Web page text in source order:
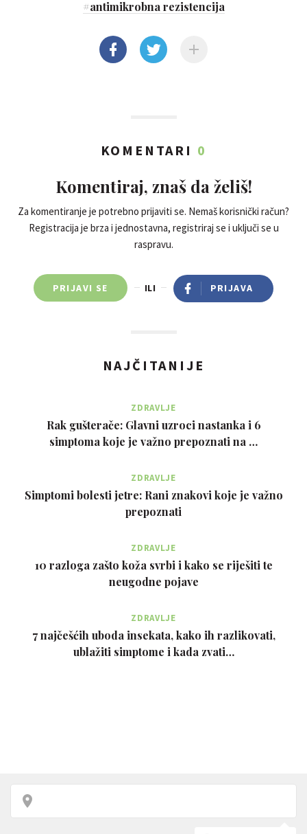
#antimikrobna rezistencija
KOMENTARI 0
Komentiraj, znaš da želiš!
Za komentiranje je potrebno prijaviti se. Nemaš korisnički račun?
Registracija je brza i jednostavna, registriraj se i uključi se u
raspravu.
PRIJAVI SE ILI PRIJAVA
NAJČITANIJE
ZDRAVLJE
Rak gušterače: Glavni uzroci nastanka i 6
simptoma koje je važno prepoznati na …
ZDRAVLJE
Simptomi bolesti jetre: Rani znakovi koje je važno
prepoznati
ZDRAVLJE
10 razloga zašto koža svrbi i kako se riješiti te
neugodne pojave
ZDRAVLJE
7 najčešćih uboda insekata, kako ih razlikovati,
ublažiti simptome i kada zvati…